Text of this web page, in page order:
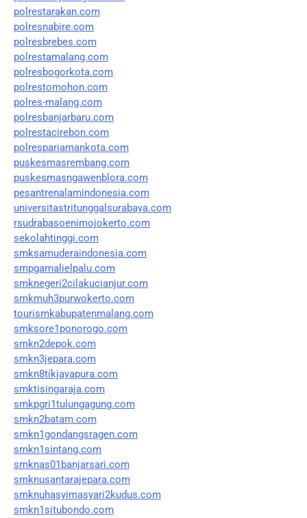
polrestarakan.com
polresnabire.com
polresbrebes.com
polrestamalang.com
polresbogorkota.com
polrestomohon.com
polres-malang.com
polresbanjarbaru.com
polrestacirebon.com
polrespariamankota.com
puskesmasrembang.com
puskesmasngawenblora.com
pesantrenalamindonesia.com
universitastritunggalsurabaya.com
rsudrabasoenimojokerto.com
sekolahtinggi.com
smksamuderaindonesia.com
smpgamalielpalu.com
smknegeri2cilakucianjur.com
smkmuh3purwokerto.com
tourismkabupatenmalang.com
smksore1ponorogo.com
smkn2depok.com
smkn3jepara.com
smkn8tikjayapura.com
smktisingaraja.com
smkpgri1tulungagung.com
smkn2batam.com
smkn1gondangsragen.com
smkn1sintang.com
smknas01banjarsari.com
smknusantarajepara.com
smknuhasyimasyari2kudus.com
smkn1situbondo.com